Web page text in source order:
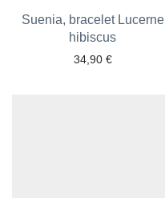
Suenia, bracelet Lucerne
hibiscus
34,90 €